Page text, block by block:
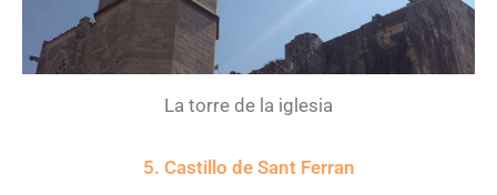
La torre de la iglesia
5. Castillo de Sant Ferran